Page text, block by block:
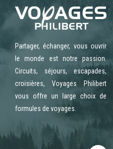
Partager, échanger, vous ouvrir
le monde est notre passion.
Circuits, séjours, escapades,
croisières, Voyages Philibert
vous offre un large choix de
formules de voyages.